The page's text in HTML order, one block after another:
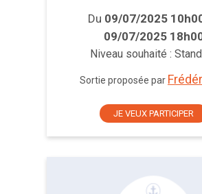
Du 09/07/2025
09/07/2025
Niveau souhaité :
Sortie proposée par
JE VEUX PARTICIPER